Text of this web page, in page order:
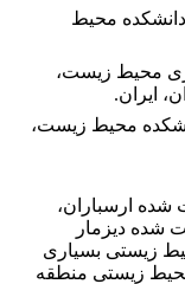
دانشکده محیط
محیط زیست،
ایران.
محیط زیست،
ارسباران،
شده دیزمار
زیستی بسیاری
زیستی منطقه